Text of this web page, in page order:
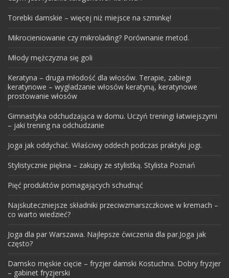
Torebki damskie – więcej niż miejsce na szminkę!
Mikrocieniowanie czy mikrolading? Porównanie metod.
Młody mężczyzna się goli
Keratyna – druga młodość dla włosów. Terapie, zabiegi
keratynowe – wygładzanie włosów keratyną, keratynowe
prostowanie włosów
Gimnastyka odchudzająca w domu. Uczyń treningi łatwiejszymi
– jaki trening na odchudzanie
Joga jak oddychać. Właściwy oddech podczas praktyki jogi.
Stylistycznie piękna – zakupy ze stylistką. Stylista Poznań
Pięć produktów pomagających schudnąć
Najskuteczniejsze składniki przeciwzmarszczkowe w kremach –
co warto wiedzieć?
Joga dla par Warszawa. Najlepsze ćwiczenia dla par.Joga jak
często?
Damsko męskie cięcie – fryzjer damski Kostuchna. Dobry fryzjer
– gabinet fryzjerski